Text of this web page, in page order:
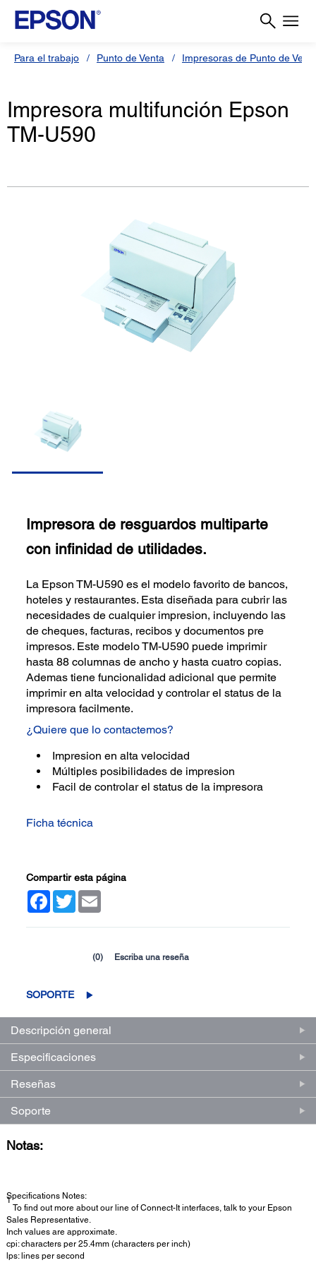
Para el trabajo Punto de Venta Impresoras de Punto de
Impresora multifunción Epson
TM-U590
Impresora de resguardos multiparte
con infinidad de utilidades.
La Epson TM-U590 es el modelo favorito de bancos,
hoteles y restaurantes. Esta diseñada para cubrir las
necesidades de cualquier impresion, incluyendo las
de cheques, facturas, recibos y documentos pre
impresos. Este modelo TM-U590 puede imprimir
hasta 88 columnas de ancho y hasta cuatro copias.
Ademas tiene funcionalidad adicional que permite
imprimir en alta velocidad y controlar el status de la
impresora facilmente.
¿Quiere que lo contactemos?
Impresion en alta velocidad
Múltiples posibilidades de impresion
Facil de controlar el status de la impresora
Ficha técnica
Compartir esta página
Facebook
Twitter
Sin
en
misma
página.
(0) Escriba una reseña
SOPORTE
Descripción general
Especificaciones
Reseñas
Soporte
Notas:
Specifications Notes:
1
To find out more about our line of Connect-It interfaces, talk to your Epson
Sales Representative.
Inch values are approximate.
cpi: characters per 25.4mm (characters per inch)
lps: lines per second